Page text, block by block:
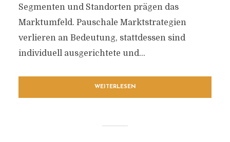
Segmenten und Standorten prägen das
Marktumfeld. Pauschale Marktstrategien
verlieren an Bedeutung, stattdessen sind
individuell ausgerichtete und...
WEITERLESEN